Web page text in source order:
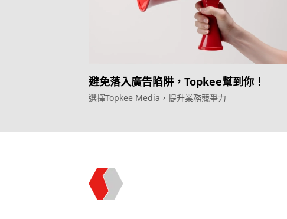
避免落入廣告陷阱，Topkee幫到你！
選擇Topkee Media，提升業務競爭力